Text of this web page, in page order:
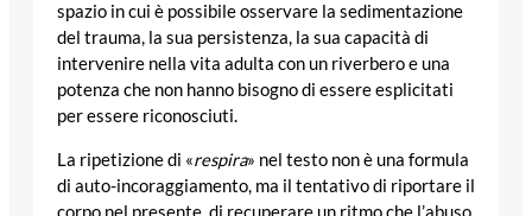
spazio in cui è possibile osservare la sedimentazione
del trauma, la sua persistenza, la sua capacità di
intervenire nella vita adulta con un riverbero e una
potenza che non hanno bisogno di essere esplicitati
per essere riconosciuti.
La ripetizione di «respira» nel testo non è una formula
di auto-incoraggiamento, ma il tentativo di riportare il
corpo nel presente, di recuperare un ritmo che l’abuso